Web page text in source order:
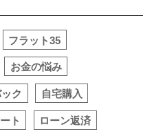
フラット35
お金の悩み
ク 自宅購入
ト ローン返済